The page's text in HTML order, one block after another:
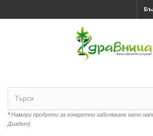
*Намери продукти за конкретно заболяване като
Диабет)